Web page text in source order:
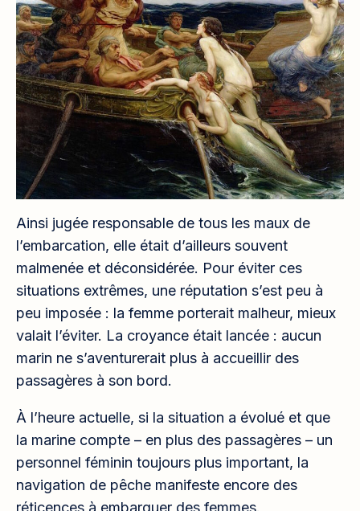
Ainsi jugée responsable de tous les maux de
l’embarcation, elle était d’ailleurs souvent
malmenée et déconsidérée. Pour éviter ces
situations extrêmes, une réputation s’est peu à
peu imposée : la femme porterait malheur, mieux
valait l’éviter. La croyance était lancée : aucun
marin ne s’aventurerait plus à accueillir des
passagères à son bord.
À l’heure actuelle, si la situation a évolué et que
la marine compte – en plus des passagères – un
personnel féminin toujours plus important, la
navigation de pêche manifeste encore des
réticences à embarquer des femmes.